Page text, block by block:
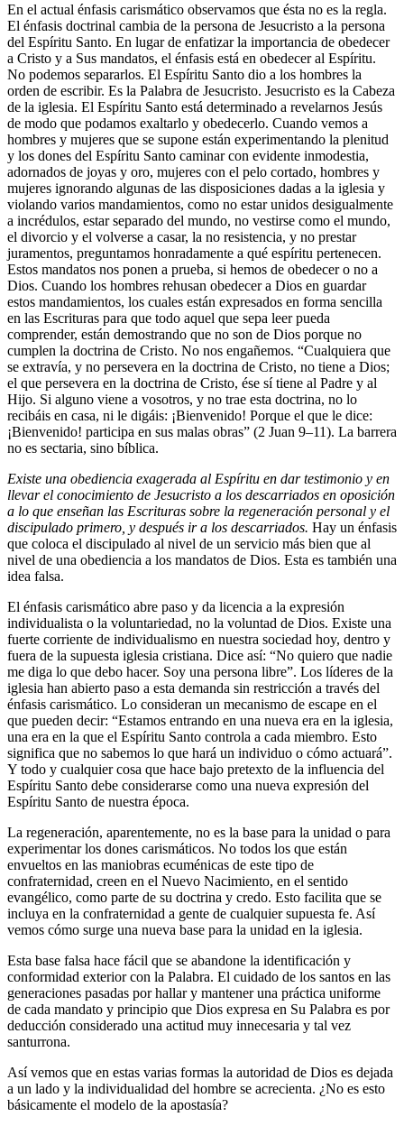
En el actual énfasis carismático observamos que ésta no es la regla.
El énfasis doctrinal cambia de la persona de Jesucristo a la persona
del Espíritu Santo. En lugar de enfatizar la importancia de obedecer
a Cristo y a Sus mandatos, el énfasis está en obedecer al Espíritu.
No podemos separarlos. El Espíritu Santo dio a los hombres la
orden de escribir. Es la Palabra de Jesucristo. Jesucristo es la Cabeza
de la iglesia. El Espíritu Santo está determinado a revelarnos Jesús
de modo que podamos exaltarlo y obedecerlo. Cuando vemos a
hombres y mujeres que se supone están experimentando la plenitud
y los dones del Espíritu Santo caminar con evidente inmodestia,
adornados de joyas y oro, mujeres con el pelo cortado, hombres y
mujeres ignorando algunas de las disposiciones dadas a la iglesia y
violando varios mandamientos, como no estar unidos desigualmente
a incrédulos, estar separado del mundo, no vestirse como el mundo,
el divorcio y el volverse a casar, la no resistencia, y no prestar
juramentos, preguntamos honradamente a qué espíritu pertenecen.
Estos mandatos nos ponen a prueba, si hemos de obedecer o no a
Dios. Cuando los hombres rehusan obedecer a Dios en guardar
estos mandamientos, los cuales están expresados en forma sencilla
en las Escrituras para que todo aquel que sepa leer pueda
comprender, están demostrando que no son de Dios porque no
cumplen la doctrina de Cristo. No nos engañemos. “Cualquiera que
se extravía, y no persevera en la doctrina de Cristo, no tiene a Dios;
el que persevera en la doctrina de Cristo, ése sí tiene al Padre y al
Hijo. Si alguno viene a vosotros, y no trae esta doctrina, no lo
recibáis en casa, ni le digáis: ¡Bienvenido! Porque el que le dice:
¡Bienvenido! participa en sus malas obras” (2 Juan 9–11). La barrera
no es sectaria, sino bíblica.
Existe una obediencia exagerada al Espíritu en dar testimonio y en
llevar el conocimiento de Jesucristo a los descarriados en oposición
a lo que enseñan las Escrituras sobre la regeneración personal y el
discipulado primero, y después ir a los descarriados. Hay un énfasis
que coloca el discipulado al nivel de un servicio más bien que al
nivel de una obediencia a los mandatos de Dios. Esta es también una
idea falsa.
El énfasis carismático abre paso y da licencia a la expresión
individualista o la voluntariedad, no la voluntad de Dios. Existe una
fuerte corriente de individualismo en nuestra sociedad hoy, dentro y
fuera de la supuesta iglesia cristiana. Dice así: “No quiero que nadie
me diga lo que debo hacer. Soy una persona libre”. Los líderes de la
iglesia han abierto paso a esta demanda sin restricción a través del
énfasis carismático. Lo consideran un mecanismo de escape en el
que pueden decir: “Estamos entrando en una nueva era en la iglesia,
una era en la que el Espíritu Santo controla a cada miembro. Esto
significa que no sabemos lo que hará un individuo o cómo actuará”.
Y todo y cualquier cosa que hace bajo pretexto de la influencia del
Espíritu Santo debe considerarse como una nueva expresión del
Espíritu Santo de nuestra época.
La regeneración, aparentemente, no es la base para la unidad o para
experimentar los dones carismáticos. No todos los que están
envueltos en las maniobras ecuménicas de este tipo de
confraternidad, creen en el Nuevo Nacimiento, en el sentido
evangélico, como parte de su doctrina y credo. Esto facilita que se
incluya en la confraternidad a gente de cualquier supuesta fe. Así
vemos cómo surge una nueva base para la unidad en la iglesia.
Esta base falsa hace fácil que se abandone la identificación y
conformidad exterior con la Palabra. El cuidado de los santos en las
generaciones pasadas por hallar y mantener una práctica uniforme
de cada mandato y principio que Dios expresa en Su Palabra es por
deducción considerado una actitud muy innecesaria y tal vez
santurrona.
Así vemos que en estas varias formas la autoridad de Dios es dejada
a un lado y la individualidad del hombre se acrecienta. ¿No es esto
básicamente el modelo de la apostasía?